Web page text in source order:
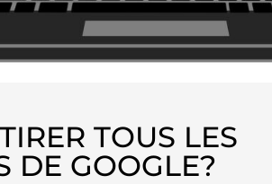
TOUS LES
DE GOOGLE?